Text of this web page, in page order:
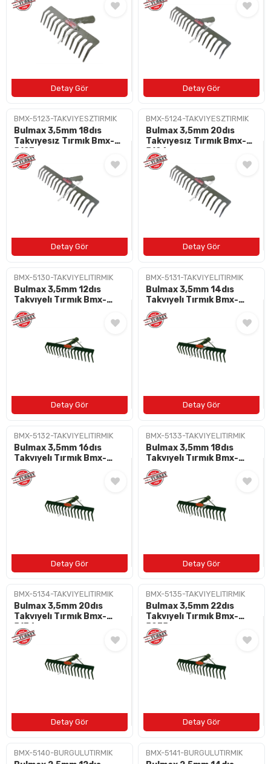
BMX-5123-TAKVIYESZTIRMIK
Bulmax 3,5mm 18dıs
Takvıyesız Tırmık Bmx-
5123
BMX-5124-TAKVIYESZTIRMIK
Bulmax 3,5mm 20dıs
Takvıyesız Tırmık Bmx-
5124
BMX-5130-TAKVIYELITIRMIK
Bulmax 3,5mm 12dıs
Takvıyelı Tırmık Bmx-
5130
BMX-5131-TAKVIYELITIRMIK
Bulmax 3,5mm 14dıs
Takvıyelı Tırmık Bmx-
5131
BMX-5132-TAKVIYELITIRMIK
Bulmax 3,5mm 16dıs
Takvıyelı Tırmık Bmx-
5132
BMX-5133-TAKVIYELITIRMIK
Bulmax 3,5mm 18dıs
Takvıyelı Tırmık Bmx-
5133
BMX-5134-TAKVIYELITIRMIK
Bulmax 3,5mm 20dıs
Takvıyelı Tırmık Bmx-
5134
BMX-5135-TAKVIYELITIRMIK
Bulmax 3,5mm 22dıs
Takvıyelı Tırmık Bmx-
5035
BMX-5140-BURGULUTIRMIK BMX-5141-BURGULUTIRMIK